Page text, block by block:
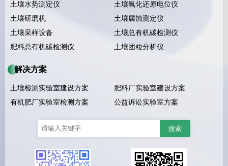
土壤水势测定仪
土壤氧化还原电位仪
土壤研磨机
土壤腐蚀测定仪
土壤采样设备
土壤总有机碳检测仪
肥料总有机碳检测仪
土壤团粒分析仪
解决方案
土壤检测实验室建设方案
肥料厂实验室建设方案
有机肥厂实验室检测方案
公益诉讼实验室方案